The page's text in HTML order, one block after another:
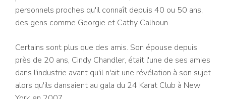
personnels proches qu'il connaît depuis 40 ou 50 ans,
des gens comme Georgie et Cathy Calhoun.
Certains sont plus que des amis. Son épouse depuis
près de 20 ans, Cindy Chandler, était l'une de ses amies
dans l'industrie avant qu'il n'ait une révélation à son sujet
alors qu'ils dansaient au gala du 24 Karat Club à New